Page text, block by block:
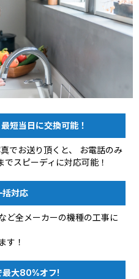
短当日に交換可能！
でお送り頂く と、 お電話のみ
スピーディに対応可能！
対応
ど全メーカーの機種の工事に
す！
大80%オフ!